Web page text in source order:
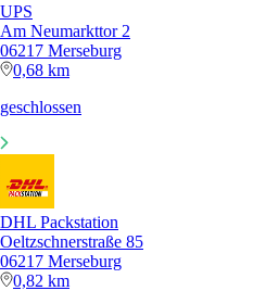
UPS
Am Neumarkttor 2
06217 Merseburg
0,68 km
geschlossen
DHL Packstation
Oeltzschnerstraße 85
06217 Merseburg
0,82 km